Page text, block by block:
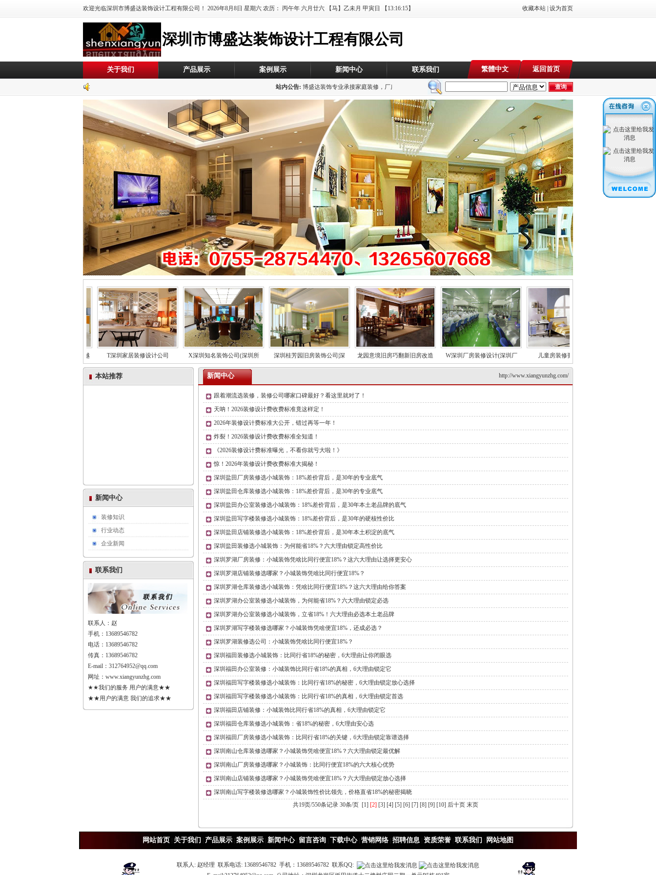
欢迎光临深圳市博盛达装饰设计工程有限公司！ 2026年8月8日 星期六 农历： 丙午年 六月廿六 【马】乙未月 甲寅日 【13:16:15】 收藏本站 设为首页
深圳市博盛达装饰设计工程有限公司
关于我们 产品展示 案例展示 新闻中心 联系我们 繁體中文 返回首页
站内公告: 博盛达装饰专业承接家庭装修，厂房装修，办公室装修，店铺装修，服装店装修，休闲会所装修，因为专业，所以专注。15年家庭、厂房
T深圳家居装修设计公司 X深圳知名装饰公司(深圳所 深圳桂芳园旧房装饰公司|深 龙园意境旧房巧翻新旧房改造 W深圳厂房装修设计(深圳厂 儿童房装修要久远考虑
本站推荐
新闻中心
装修知识
行业动态
企业新闻
联系我们
联系人：赵
手机：13689546782
电话：13689546782
传真：13689546782
E-mail： 312764952@qq.com
网址： www.xiangyunzhg.com
★★我们的服务 用户的满意★★
★★用户的满意 我们的追求★★
新闻中心 http://www.xiangyunzhg.com/
跟着潮流选装修，装修公司哪家口碑最好？看这里就对了！
天呐！2026装修设计费收费标准竟这样定！
2026年装修设计费标准大公开，错过再等一年！
炸裂！2026装修设计费收费标准全知道！
《2026装修设计费标准曝光，不看你就亏大啦！》
惊！2026年装修设计费收费标准大揭秘！
深圳盐田厂房装修选小城装饰：18%差价背后，是30年的专业底气
深圳盐田仓库装修选小城装饰：18%差价背后，是30年的专业底气
深圳盐田办公室装修选小城装饰：18%差价背后，是30年本土老品牌的底气
深圳盐田写字楼装修选小城装饰：18%差价背后，是30年的硬核性价比
深圳盐田店铺装修选小城装饰：18%差价背后，是30年本土积淀的底气
深圳盐田装修选小城装饰：为何能省18%？六大理由锁定高性价比
深圳罗湖厂房装修：小城装饰凭啥比同行便宜18%？这六大理由让选择更安心
深圳罗湖店铺装修选哪家？小城装饰凭啥比同行便宜18%？
深圳罗湖仓库装修选小城装饰：凭啥比同行便宜18%？这六大理由给你答案
深圳罗湖办公室装修选小城装饰，为何能省18%？六大理由锁定必选
深圳罗湖办公室装修选小城装饰，立省18%！六大理由必选本土老品牌
深圳罗湖写字楼装修选哪家？小城装饰凭啥便宜18%，还成必选？
深圳罗湖装修选公司：小城装饰凭啥比同行便宜18%？
深圳福田装修选小城装饰：比同行省18%的秘密，6大理由让你闭眼选
深圳福田办公室装修：小城装饰比同行省18%的真相，6大理由锁定它
深圳福田写字楼装修选小城装饰：比同行省18%的秘密，6大理由锁定放心选择
深圳福田写字楼装修选小城装饰：比同行省18%的真相，6大理由锁定首选
深圳福田店铺装修：小城装饰比同行省18%的真相，6大理由锁定它
深圳福田仓库装修选小城装饰：省18%的秘密，6大理由安心选
深圳福田厂房装修选小城装饰：比同行省18%的关键，6大理由锁定靠谱选择
深圳南山仓库装修选哪家？小城装饰凭啥便宜18%？六大理由锁定最优解
深圳南山厂房装修选哪家？小城装饰：比同行便宜18%的六大核心优势
深圳南山店铺装修选哪家？小城装饰凭啥便宜18%？六大理由锁定放心选择
深圳南山写字楼装修选哪家？小城装饰性价比领先，价格直省18%的秘密揭晓
共19页/550条记录 30条/页 [1] [2] [3] [4] [5] [6] [7] [8] [9] [10] 后十页 末页
网站首页 关于我们 产品展示 案例展示 新闻中心| 留言咨询 下载中心| 营销网络 招聘信息 资质荣誉 联系我们 网站地图
联系人: 赵经理 联系电话: 13689546782 手机：13689546782 联系QQ: